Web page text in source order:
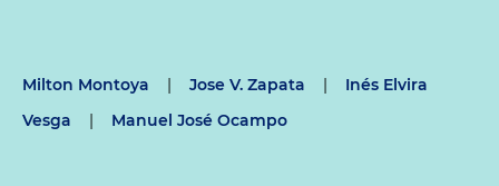
Milton Montoya | Jose V. Zapata |
Inés Elvira
Vesga
| Manuel José Ocampo